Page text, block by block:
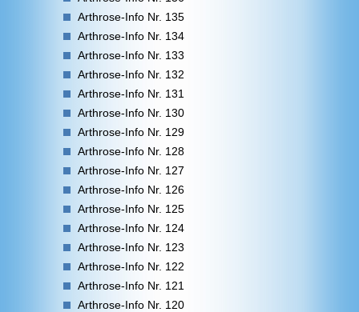
Arthrose-Info Nr. 135
Arthrose-Info Nr. 134
Arthrose-Info Nr. 133
Arthrose-Info Nr. 132
Arthrose-Info Nr. 131
Arthrose-Info Nr. 130
Arthrose-Info Nr. 129
Arthrose-Info Nr. 128
Arthrose-Info Nr. 127
Arthrose-Info Nr. 126
Arthrose-Info Nr. 125
Arthrose-Info Nr. 124
Arthrose-Info Nr. 123
Arthrose-Info Nr. 122
Arthrose-Info Nr. 121
Arthrose-Info Nr. 120